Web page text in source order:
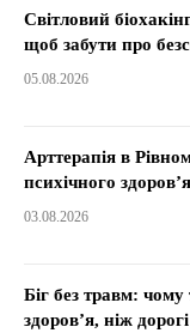
Світловий
щоб забути про
05.08.2026
Арттерапія в
психічного здоров’я
03.08.2026
Біг без травм:
здоров’я, ніж